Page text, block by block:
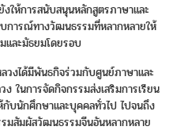
ให้การสนับสนุนหลักสูตรภาษาและ
ารณ์ทางวัฒนธรรมที่หลากหลายให้
และมัธยมโดยรอบ
วงได้มีพันธกิจร่วมกับศูนย์ภาษาและ
ในการจัดกิจกรรมส่งเสริมการเรียน
กับนักศึกษาและบุคคลทั่วไป ไปจนถึง
มสัมผัสวัฒนธรรมจีนอันหลากหลาย